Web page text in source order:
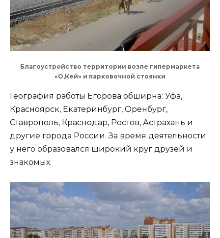
Благоустройство территории возле гипермаркета
«О,Кей» и парковочной стоянки
География работы Егорова обширна: Уфа,
Красноярск, Екатеринбург, Оренбург,
Ставрополь, Краснодар, Ростов, Астрахань и
другие города России. За время деятельности
у него образовался широкий круг друзей и
знакомых.